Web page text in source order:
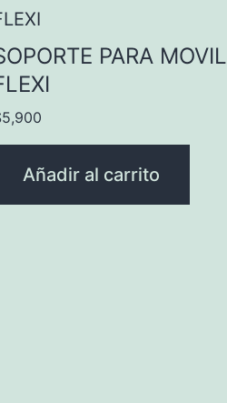
PARA MOVIL
5,900
Añadir al carrito